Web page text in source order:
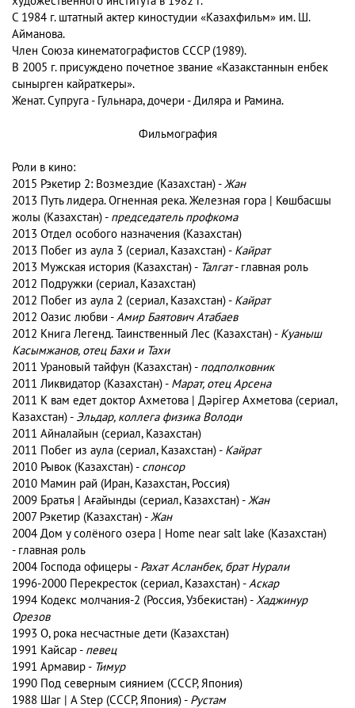
С 1984 г. штатный актер киностудии «Казахфильм» им. Ш.
Айманова.
Член Союза кинематографистов СССР (1989).
В 2005 г. присуждено почетное звание «Казакстаннын енбек
сынырген кайраткеры».
Женат. Супруга - Гульнара, дочери - Диляра и Рамина.
Фильмография
Роли в кино:
2015 Рэкетир 2: Возмездие (Казахстан) - Жан
2013 Путь лидера. Огненная река. Железная гора | Көшбасшы
жолы (Казахстан) - председатель профкома
2013 Отдел особого назначения (Казахстан)
2013 Побег из аула 3 (сериал, Казахстан) - Кайрат
2013 Мужская история (Казахстан) - Талгат- главная роль
2012 Подружки (сериал, Казахстан)
2012 Побег из аула 2 (сериал, Казахстан) - Кайрат
2012 Оазис любви - Амир Баятович Атабаев
2012 Книга Легенд. Таинственный Лес (Казахстан) - Куаныш
Касымжанов, отец Бахи и Тахи
2011 Урановый тайфун (Казахстан) - подполковник
2011 Ликвидатор (Казахстан) - Марат, отец Арсена
2011 К вам едет доктор Ахметова | Дәрігер Ахметова (сериал,
Казахстан) - Эльдар, коллега физика Володи
2011 Айналайын (сериал, Казахстан)
2011 Побег из аула (сериал, Казахстан) - Кайрат
2010 Рывок (Казахстан) - спонсор
2010 Мамин рай (Иран, Казахстан, Россия)
2009 Братья | Ағайынды (сериал, Казахстан) - Жан
2007 Рэкетир (Казахстан) - Жан
2004 Дом у солёного озера | Home near salt lake (Казахстан)
- главная роль
2004 Господа офицеры - Рахат Асланбек, брат Нурали
1996-2000 Перекресток (сериал, Казахстан) - Аскар
1994 Кодекс молчания-2 (Россия, Узбекистан) - Хаджинур
Орезов
1993 О, рока несчастные дети (Казахстан)
1991 Кайсар - певец
1991 Армавир - Тимур
1990 Под северным сиянием (СССР, Япония)
1988 Шаг | А Step (СССР, Япония) - Рустам